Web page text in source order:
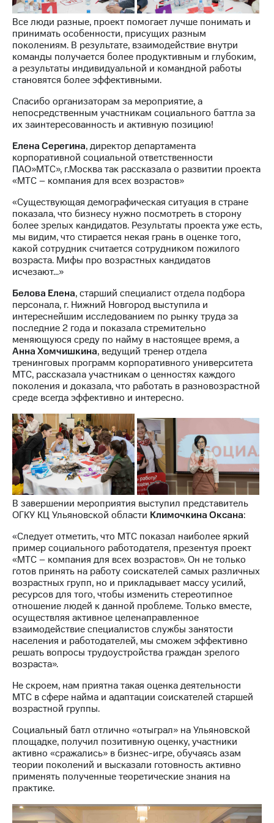
Все люди разные, проект помогает лучше понимать и
принимать особенности, присущих разным
поколениям. В результате, взаимодействие внутри
команды получается более продуктивным и глубоким,
а результаты индивидуальной и командной работы
становятся более эффективными.
Спасибо организаторам за мероприятие, а
непосредственным участникам социального баттла за
их заинтересованность и активную позицию!
Елена Серегина, директор департамента
корпоративной социальной ответственности
ПАО»МТС», г.Москва так рассказала о развитии проекта
«МТС – компания для всех возрастов»
«Существующая демографическая ситуация в стране
показала, что бизнесу нужно посмотреть в сторону
более зрелых кандидатов. Результаты проекта уже есть,
мы видим, что стирается некая грань в оценке того,
какой сотрудник считается сотрудником пожилого
возраста. Мифы про возрастных кандидатов
исчезают…»
Белова Елена, старший специалист отдела подбора
персонала, г. Нижний Новгород выступила и
интереснейшим исследованием по рынку труда за
последние 2 года и показала стремительно
меняющуюся среду по найму в настоящее время, а
Анна Хомчишкина, ведущий тренер отдела
тренинговых программ корпоративного университета
МТС, рассказала участникам о ценностях каждого
поколения и доказала, что работать в разновозрастной
среде всегда эффективно и интересно.
В завершении мероприятия выступил представитель
ОГКУ КЦ Ульяновской области Климочкина Оксана:
«Следует отметить, что МТС показал наиболее яркий
пример социального работодателя, презентуя проект
«МТС – компания для всех возрастов». Он не только
готов принять на работу соискателей самых различных
возрастных групп, но и прикладывает массу усилий,
ресурсов для того, чтобы изменить стереотипное
отношение людей к данной проблеме. Только вместе,
осуществляя активное целенаправленное
взаимодействие специалистов службы занятости
населения и работодателей, мы сможем эффективно
решать вопросы трудоустройства граждан зрелого
возраста».
Не скроем, нам приятна такая оценка деятельности
МТС в сфере найма и адаптации соискателей старшей
возрастной группы.
Социальный батл отлично «отыграл» на Ульяновской
площадке, получил позитивную оценку, участники
активно «сражались» в бизнес-игре, обучаясь азам
теории поколений и высказали готовность активно
применять полученные теоретические знания на
практике.